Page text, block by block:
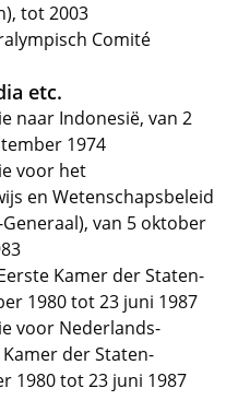
tot 2003
Comité
etc.
naar Indonesië, van 2
1974
voor het
en Wetenschapsbeleid
van 5 oktober
Kamer der Staten-
1980 tot 23 juni 1987
voor Nederlands-
der Staten-
1980 tot 23 juni 1987